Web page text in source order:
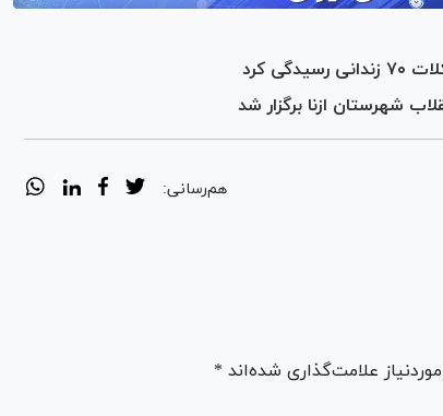
کرد
شهرستان ازنا برگزار شد
هم‌رسانی:
علامت‌گذاری شده‌اند *